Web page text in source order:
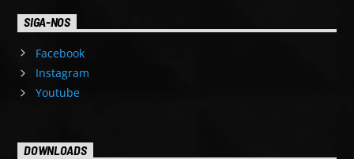
SIGA-NOS
Facebook
Instagram
Youtube
DOWNLOADS